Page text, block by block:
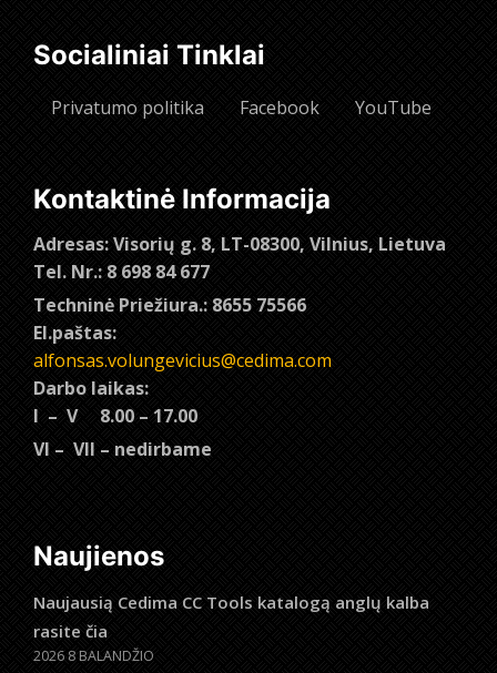
Socialiniai Tinklai
Privatumo politika Facebook YouTube
Kontaktinė Informacija
Adresas: Visorių g. 8, LT-08300, Vilnius, Lietuva
Tel. Nr.: 8 698 84 677
Techninė Priežiura.: 8655 75566
El.paštas:
alfonsas.volungevicius@cedima.com
Darbo laikas:
I – V 8.00 – 17.00
VI – VII – nedirbame
Naujienos
Naujausią Cedima CC Tools katalogą anglų kalba
rasite čia
2026 8 BALANDŽIO